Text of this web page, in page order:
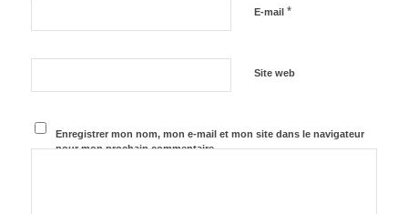
E-mail *
Site web
Enregistrer mon nom, mon e-mail et mon site dans le navigateur
pour mon prochain commentaire.